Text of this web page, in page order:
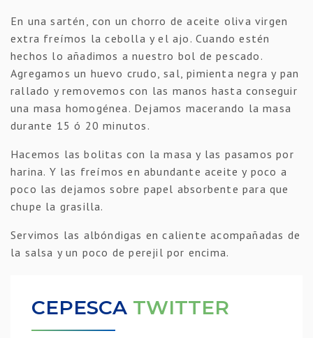
En una sartén, con un chorro de aceite oliva virgen
extra freímos la cebolla y el ajo. Cuando estén
hechos lo añadimos a nuestro bol de pescado.
Agregamos un huevo crudo, sal, pimienta negra y pan
rallado y removemos con las manos hasta conseguir
una masa homogénea. Dejamos macerando la masa
durante 15 ó 20 minutos.
Hacemos las bolitas con la masa y las pasamos por
harina. Y las freímos en abundante aceite y poco a
poco las dejamos sobre papel absorbente para que
chupe la grasilla.
Servimos las albóndigas en caliente acompañadas de
la salsa y un poco de perejil por encima.
CEPESCA TWITTER